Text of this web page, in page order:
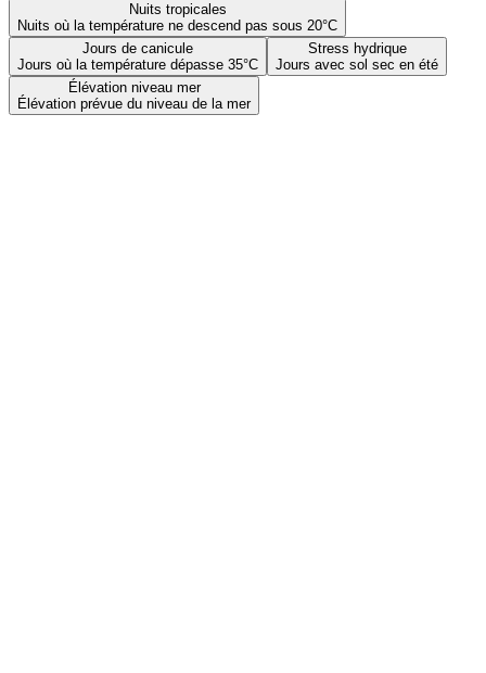
Nuits tropicales
Nuits où la température ne descend pas sous 20°C
Jours de canicule
Jours où la température dépasse 35°C
Stress hydrique
Jours avec sol sec en été
Élévation niveau mer
Élévation prévue du niveau de la mer